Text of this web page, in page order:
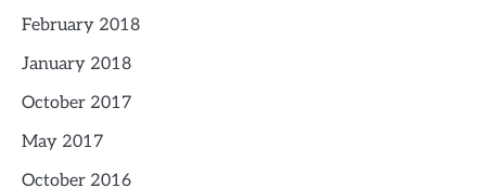
February 2018
January 2018
October 2017
May 2017
October 2016